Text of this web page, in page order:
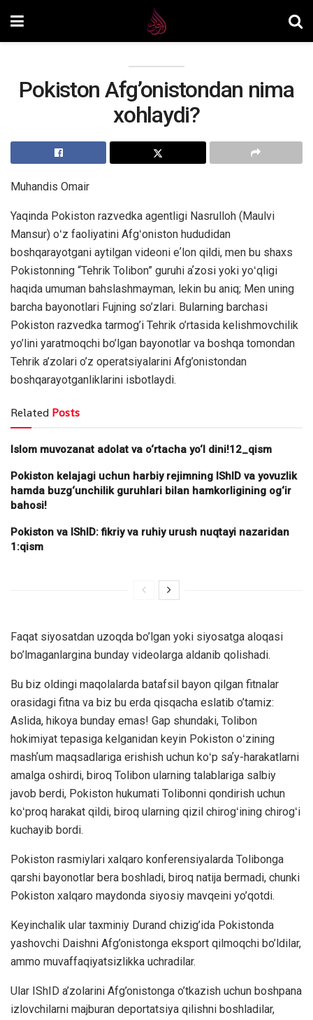
Pokiston Afg’onistondan nima
xohlaydi?
Muhandis Omair
Yaqinda Pokiston razvedka agentligi Nasrulloh (Maulvi
Mansur) oʻz faoliyatini Afgʻoniston hududidan
boshqarayotgani aytilgan videoni eʼlon qildi, men bu shaxs
Pokistonning “Tehrik Tolibon” guruhi aʼzosi yoki yoʻqligi
haqida umuman bahslashmayman, lekin bu aniq; Men uning
barcha bayonotlari Fujning so’zlari. Bularning barchasi
Pokiston razvedka tarmog’i Tehrik o’rtasida kelishmovchilik
yo’lini yaratmoqchi bo’lgan bayonotlar va boshqa tomondan
Tehrik a’zolari o’z operatsiyalarini Afg’onistondan
boshqarayotganliklarini isbotlaydi.
Related Posts
Islom muvozanat adolat va o‘rtacha yo‘l dini!12_qism
Pokiston kelajagi uchun harbiy rejimning IShID va yovuzlik
hamda buzg‘unchilik guruhlari bilan hamkorligining og‘ir
bahosi!
Pokiston va IShID: fikriy va ruhiy urush nuqtayi nazaridan
1:qism
Faqat siyosatdan uzoqda bo’lgan yoki siyosatga aloqasi
bo’lmaganlargina bunday videolarga aldanib qolishadi.
Bu biz oldingi maqolalarda batafsil bayon qilgan fitnalar
orasidagi fitna va biz bu erda qisqacha eslatib o’tamiz:
Aslida, hikoya bunday emas! Gap shundaki, Tolibon
hokimiyat tepasiga kelganidan keyin Pokiston oʻzining
mashʼum maqsadlariga erishish uchun koʻp saʼy-harakatlarni
amalga oshirdi, biroq Tolibon ularning talablariga salbiy
javob berdi, Pokiston hukumati Tolibonni qondirish uchun
koʻproq harakat qildi, biroq ularning qizil chirogʻining chirogʻi
kuchayib bordi.
Pokiston rasmiylari xalqaro konferensiyalarda Tolibonga
qarshi bayonotlar bera boshladi, biroq natija bermadi, chunki
Pokiston xalqaro maydonda siyosiy mavqeini yo’qotdi.
Keyinchalik ular taxminiy Durand chizig’ida Pokistonda
yashovchi Daishni Afg’onistonga eksport qilmoqchi bo’ldilar,
ammo muvaffaqiyatsizlikka uchradilar.
Ular IShID a’zolarini Afg’onistonga o’tkazish uchun boshpana
izlovchilarni majburan deportatsiya qilishni boshladilar,